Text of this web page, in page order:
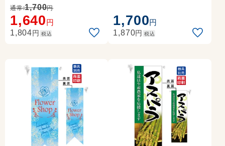
)
通常:1,700円
1,640円
1,804円 税込
1,700円
1,870円 税込